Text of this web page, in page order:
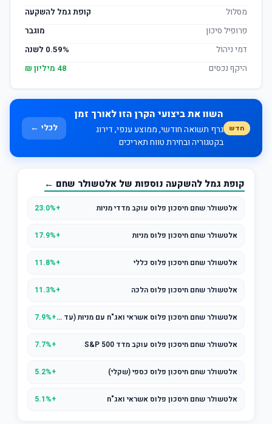
מסלול
קופת גמל להשקעה
פרופיל סיכון
מוגבר
דמי ניהול
0.59% לשנה
היקף נכסים
48 מיליון ₪
חדש
השוו את ביצועי הקרן הזו לאורך זמן
גרף תשואה חודשי, ממוצע ענפי, דירוג
בקטגוריה ובחירת טווח תאריכים
לכלי ←
קופת גמל להשקעה נוספות של אלטשולר שחם ←
אלטשולר שחם חיסכון פלוס עוקב מדדי מניות +23.0%
אלטשולר שחם חיסכון פלוס מניות +17.9%
אלטשולר שחם חיסכון פלוס כללי +11.8%
אלטשולר שחם חיסכון פלוס הלכה +11.3%
אלטשולר שחם חיסכון פלוס אשראי ואג"ח עם מניות (עד 25% במניות)+7.9%
אלטשולר שחם חיסכון פלוס עוקב מדד S&P 500 +7.7%
אלטשולר שחם חיסכון פלוס כספי (שקלי) +5.2%
אלטשולר שחם חיסכון פלוס אשראי ואג"ח +5.1%